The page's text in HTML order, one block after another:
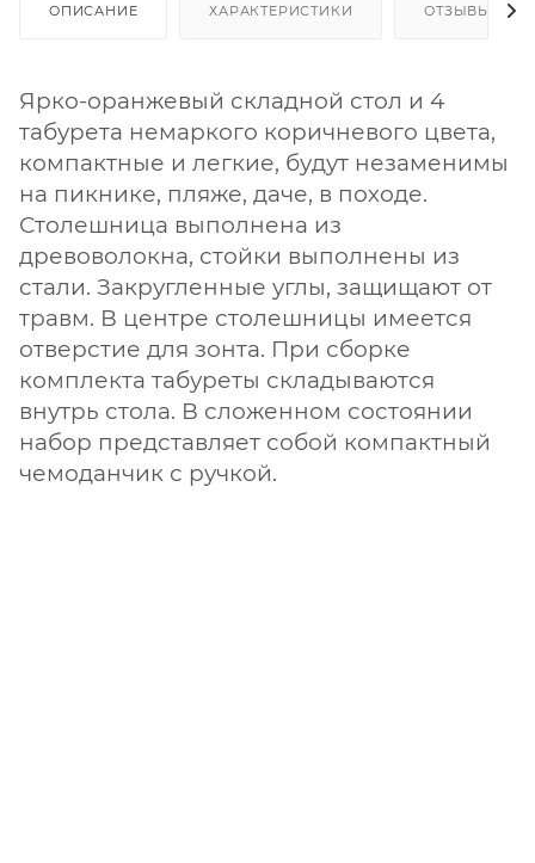
ОПИСАНИЕ ХАРАКТЕРИСТИКИ ОТЗЫВЫ
Ярко-оранжевый складной стол и 4
табурета немаркого коричневого цвета,
компактные и легкие, будут незаменимы
на пикнике, пляже, даче, в походе.
Столешница выполнена из
древоволокна, стойки выполнены из
стали. Закругленные углы, защищают от
травм. В центре столешницы имеется
отверстие для зонта. При сборке
комплекта табуреты складываются
внутрь стола. В сложенном состоянии
набор представляет собой компактный
чемоданчик с ручкой.